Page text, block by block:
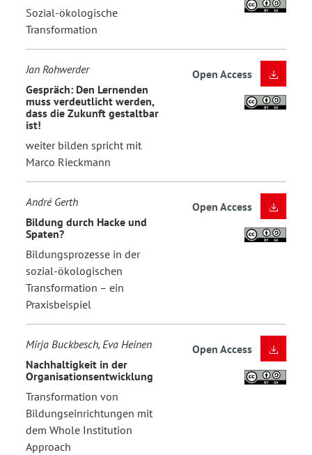
Sozial-ökologische
Transformation
Jan Rohwerder
Gespräch: Den Lernenden
muss verdeutlicht werden,
dass die Zukunft gestaltbar
ist!
weiter bilden spricht mit
Marco Rieckmann
Open Access
André Gerth
Bildung durch Hacke und
Spaten?
Bildungsprozesse in der
sozial-ökologischen
Transformation – ein
Praxisbeispiel
Open Access
Mirja Buckbesch, Eva Heinen
Nachhaltigkeit in der
Organisationsentwicklung
Transformation von
Bildungseinrichtungen mit
dem Whole Institution
Approach
Open Access